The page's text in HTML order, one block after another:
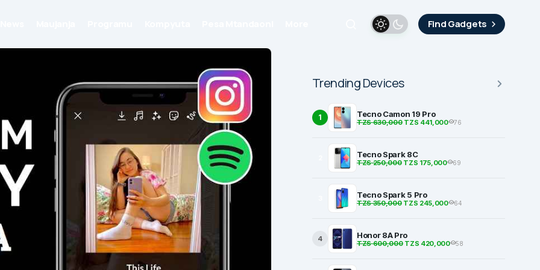
Find Gadgets
Trending Devices
1 Tecno Camon 19 Pro
TZS 630,000TZS 441,000 76
Tecno Spark 8C
TZS 250,000TZS 175,000 69
Tecno Spark 5 Pro
TZS 350,000TZS 245,000 64
4 Honor 8A Pro
TZS 600,000TZS 420,000 58